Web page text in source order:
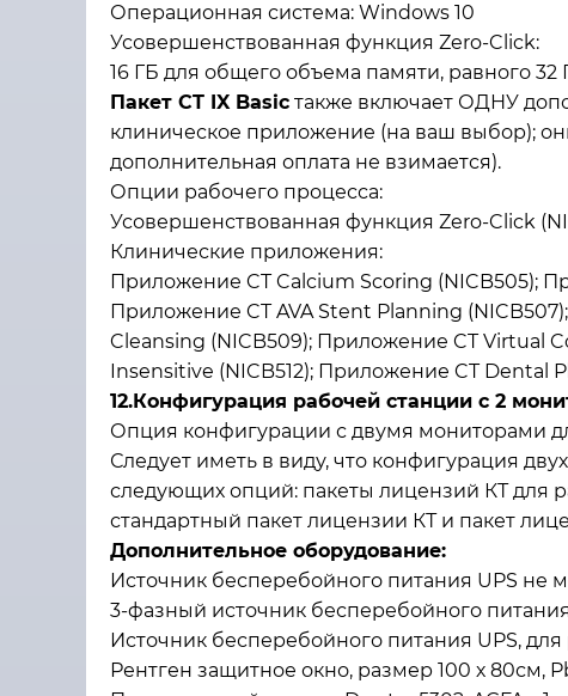
Операционная система: Windows 10
Усовершенствованная функция Zero-Click:
16 ГБ для общего объема памяти, равного 32
Пакет CT IX Basic также включает ОДНУ
клиническое приложение (на ваш выбор);
дополнительная оплата не взимается).
Опции рабочего процесса:
Усовершенствованная функция Zero-Click
Клинические приложения:
Приложение CT Calcium Scoring (NICB505);
Приложение CT AVA Stent Planning
Cleansing (NICB509); Приложение CT Virtual
Insensitive (NICB512); Приложение CT Dental
12.Конфигурация рабочей станции с 2
Опция конфигурации с двумя мониторами
Следует иметь в виду, что конфигурация
следующих опций: пакеты лицензий КТ для
стандартный пакет лицензии КТ и пакет
Дополнительное оборудование:
Источник бесперебойного питания UPS не
3-фазный источник бесперебойного питания
Источник бесперебойного питания UPS,
Рентген защитное окно, размер 100 х 80см,